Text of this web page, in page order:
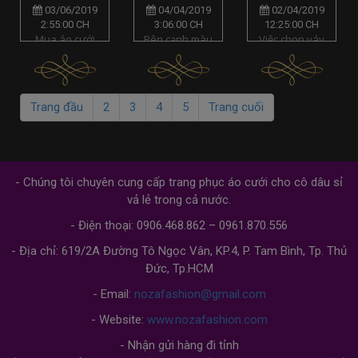
mua áo
cưới cho
ngày
trọng đại?
03/06/2019
2:55:00 CH
Mua áo cưới
vừa đẹp, giá cả
hợp lý, được
lựa chọn theo
ý thích và hợp
xu hướng
đang là...
bộ sưu tập
áo cưới
màu đỏ
đẹp rực rỡ
04/04/2019
3:06:00 CH
Bên cạnh màu
trắng thì
những bộ áo
cưới màu đỏ
đẹp cũng được
rất nhiều cô
dâu lựa chọn
cưới cho
bà bầu 4
tháng đẹp
đến từng
centimet
02/04/2019
12:25:00 CH
Việc chọn váy
cưới cho bà
bầu 4 tháng sẽ
trở nên dễ
dàng với sự
trợ giúp đến từ
váy cưới...
Trang đầu 2 3 4 5 Trang cuối
- Chúng tôi chuyên cung cấp trang phục áo cưới cho cô dâu sỉ
vả lẻ trong cả nước.
- Điện thoại: 0906.468.862 – 0961.870.556
- Địa chỉ: 619/2A Đường Tô Ngọc Vân, KP.4, P. Tam Bình, Tp. Thủ
Đức, Tp.HCM
- Email: nozafashion@gmail.com
- Website: www.nozafashion.com
- Nhận gửi hàng đi tỉnh